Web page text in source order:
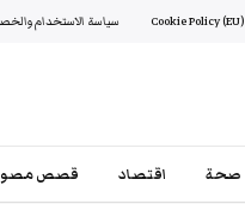
Cookie Policy (EU) سياسة الاستخدام
صحة اقتصاد قصص